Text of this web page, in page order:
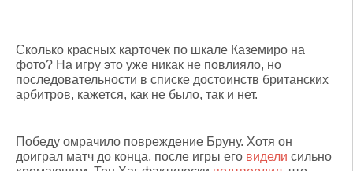
Сколько красных карточек по шкале Каземиро на
фото? На игру это уже никак не повлияло, но
последовательности в списке достоинств британских
арбитров, кажется, как не было, так и нет.
Победу омрачило повреждение Бруну. Хотя он
доиграл матч до конца, после игры его видели сильно